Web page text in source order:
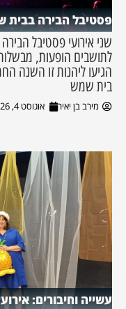
פסטיבל הבירה בבית
שני אירועי פסטיבל
לתושבים הופעות,
הגיעו ליהנות זו השנה
בית שמש
מירב בן יאיר אוגוסט 4, 2026
עשייה וחיבורים: